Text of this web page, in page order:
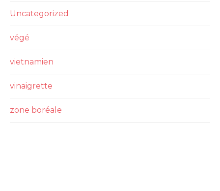
Uncategorized
végé
vietnamien
vinaigrette
zone boréale